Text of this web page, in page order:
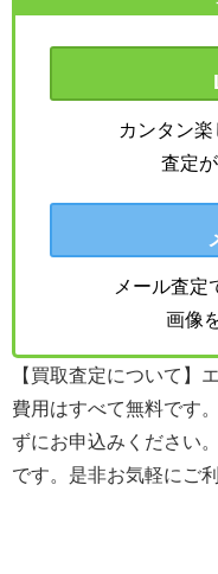
カンタン
査定
メール査定
画像
【買取査定について】
費用はすべて無料です
ずにお申込みください
です。是非お気軽にご